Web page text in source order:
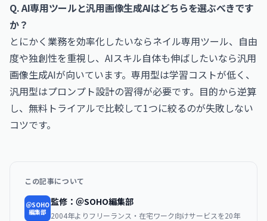
Q. AI専用ツールと汎用画像生成AIはどちらを選ぶべきです
か？
とにかく業務を効率化したいならネイル専用ツール、自由
度や独創性を重視し、AIスキル自体も伸ばしたいなら汎用
画像生成AIが向いています。専用型は学習コストが低く、
汎用型はプロンプト設計の習得が必要です。目的から逆算
し、無料トライアルで比較して1つに絞るのが失敗しない
コツです。
この記事について
＠SOHO
編集部
監修：＠SOHO編集部
2004年よりフリーランス・在宅ワーク向けサービスを20年